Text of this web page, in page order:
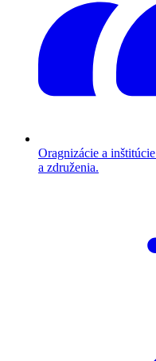
Oragnizácie a inštitúcie
a združenia.